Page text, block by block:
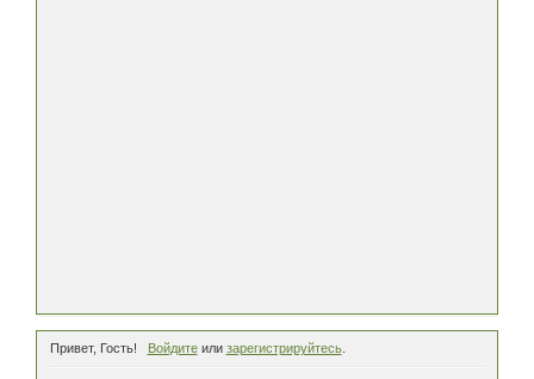
Привет, Гость! Войдитеили зарегистрируйтесь.